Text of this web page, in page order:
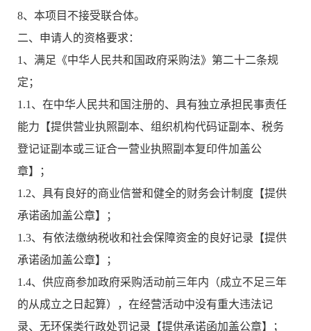
8、本项目不接受联合体。
二、申请人的资格要求：
1、满足《中华人民共和国政府采购法》第二十二条规
定；
1.1、在中华人民共和国注册的、具有独立承担民事责任
能力【提供营业执照副本、组织机构代码证副本、税务
登记证副本或三证合一营业执照副本复印件加盖公
章】；
1.2、具有良好的商业信誉和健全的财务会计制度【提供
承诺函加盖公章】；
1.3、有依法缴纳税收和社会保障资金的良好记录【提供
承诺函加盖公章】；
1.4、供应商参加政府采购活动前三年内（成立不足三年
的从成立之日起算），在经营活动中没有重大违法记
录、无环保类行政处罚记录【提供承诺函加盖公章】；